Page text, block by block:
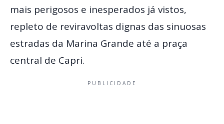
mais perigosos e inesperados já vistos,
repleto de reviravoltas dignas das sinuosas
estradas da Marina Grande até a praça
central de Capri.
PUBLICIDADE